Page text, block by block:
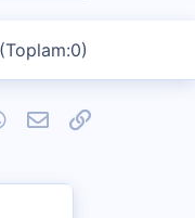
WhatsApp
E-postaLink